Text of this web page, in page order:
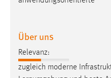
Über uns
Relevanz:
zugleich moderne
Max. 13 Monate